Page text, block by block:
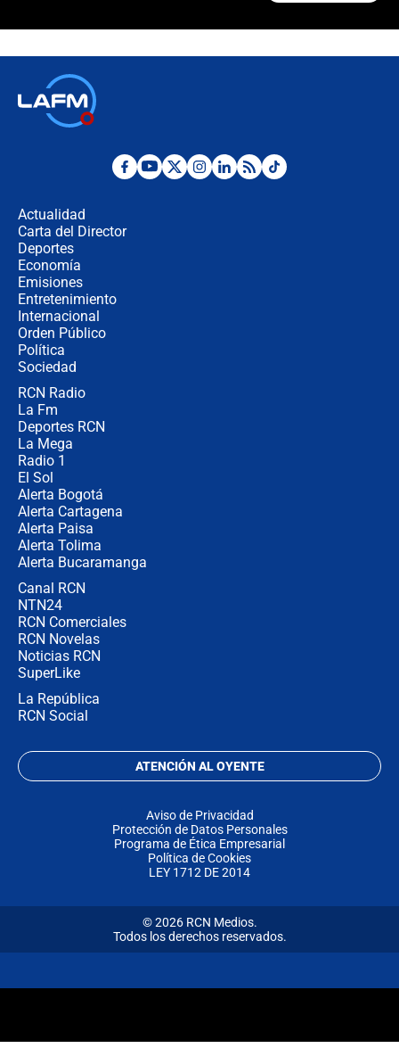
Posesión de Abelardo De La Espriella
Actualidad
Carta del Director
Deportes
Economía
Emisiones
Entretenimiento
Internacional
Orden Público
Política
Sociedad
RCN Radio
La Fm
Deportes RCN
La Mega
Radio 1
El Sol
Alerta Bogotá
Alerta Cartagena
Alerta Paisa
Alerta Tolima
Alerta Bucaramanga
Canal RCN
NTN24
RCN Comerciales
RCN Novelas
Noticias RCN
SuperLike
La República
RCN Social
ATENCIÓN AL OYENTE
Aviso de Privacidad
Protección de Datos Personales
Programa de Ética Empresarial
Política de Cookies
LEY 1712 DE 2014
© 2026 RCN Medios.
Todos los derechos reservados.